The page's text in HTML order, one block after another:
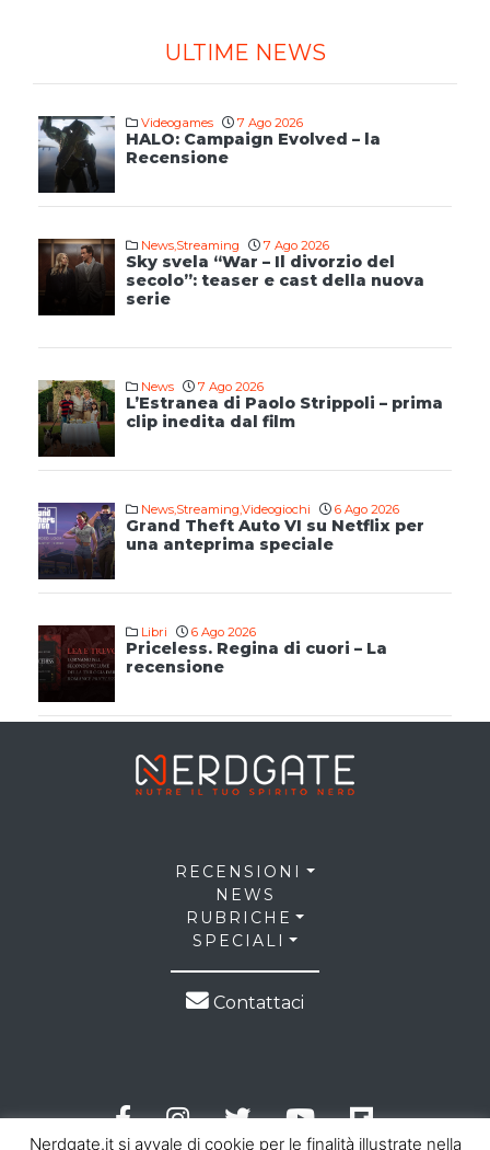
ULTIME NEWS
Videogames 7 Ago 2026
HALO: Campaign Evolved – la
Recensione
News,Streaming 7 Ago 2026
Sky svela “War – Il divorzio del
secolo”: teaser e cast della nuova
serie
News 7 Ago 2026
L’Estranea di Paolo Strippoli – prima
clip inedita dal film
News,Streaming,Videogiochi 6 Ago 2026
Grand Theft Auto VI su Netflix per
una anteprima speciale
Libri 6 Ago 2026
Priceless. Regina di cuori – La
recensione
RECENSIONI
NEWS
RUBRICHE
SPECIALI
Contattaci
Nerdgate.it si avvale di cookie per le finalità illustrate nella